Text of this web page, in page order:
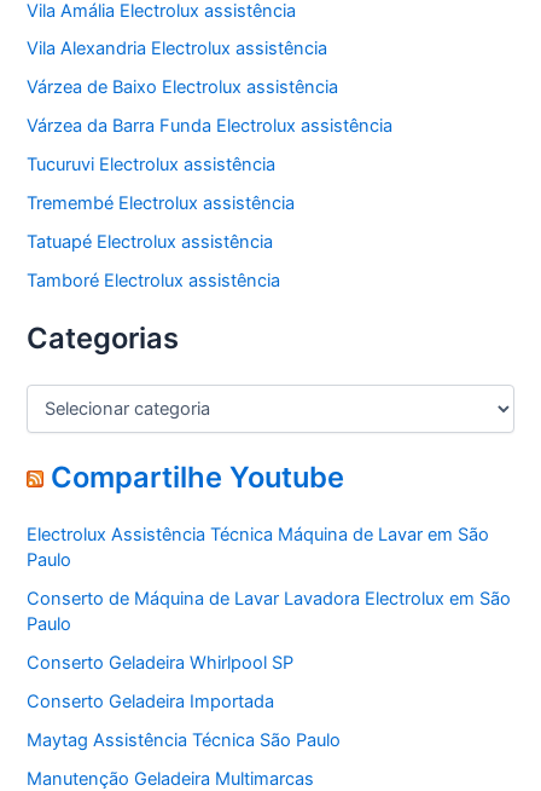
Vila Amália Electrolux assistência
Vila Alexandria Electrolux assistência
Várzea de Baixo Electrolux assistência
Várzea da Barra Funda Electrolux assistência
Tucuruvi Electrolux assistência
Tremembé Electrolux assistência
Tatuapé Electrolux assistência
Tamboré Electrolux assistência
Categorias
C
e
g
r
i
a
s
Compartilhe Youtube
Electrolux Assistência Técnica Máquina de Lavar em São
Paulo
Conserto de Máquina de Lavar Lavadora Electrolux em São
Paulo
Conserto Geladeira Whirlpool SP
Conserto Geladeira Importada
Maytag Assistência Técnica São Paulo
Manutenção Geladeira Multimarcas